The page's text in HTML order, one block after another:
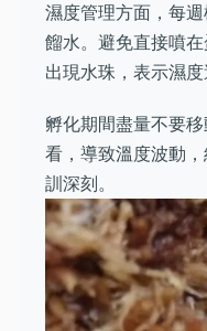
濕度管理方面，每
餾水。避免直接噴
出現水珠，表示濕度
孵化期間盡量不要
看，導致溫度波動
訓深刻。